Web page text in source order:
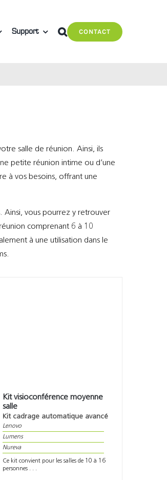
Support CONTACT
salle de réunion. Ainsi, ils
petite réunion intime ou d’une
à vos besoins, offrant une
Ainsi, vous pourrez y retrouver
comprenant 6 à 10
à une utilisation dans le
Kit visioconférence moyenne
salle
Kit cadrage automatique avancé
Lenovo
Lumens
Nureva
Ce kit convient pour les salles de 10 à 16
personnes . . .